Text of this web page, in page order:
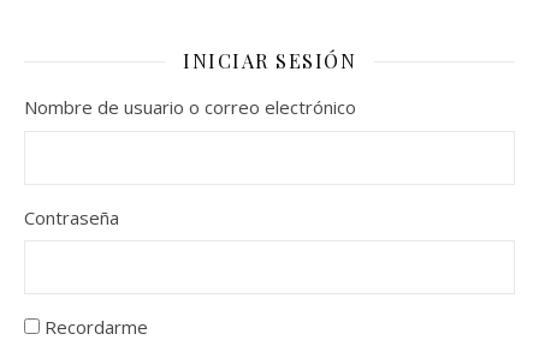
INICIAR SESIÓN
Nombre de usuario o correo electrónico
Contraseña
Recordarme